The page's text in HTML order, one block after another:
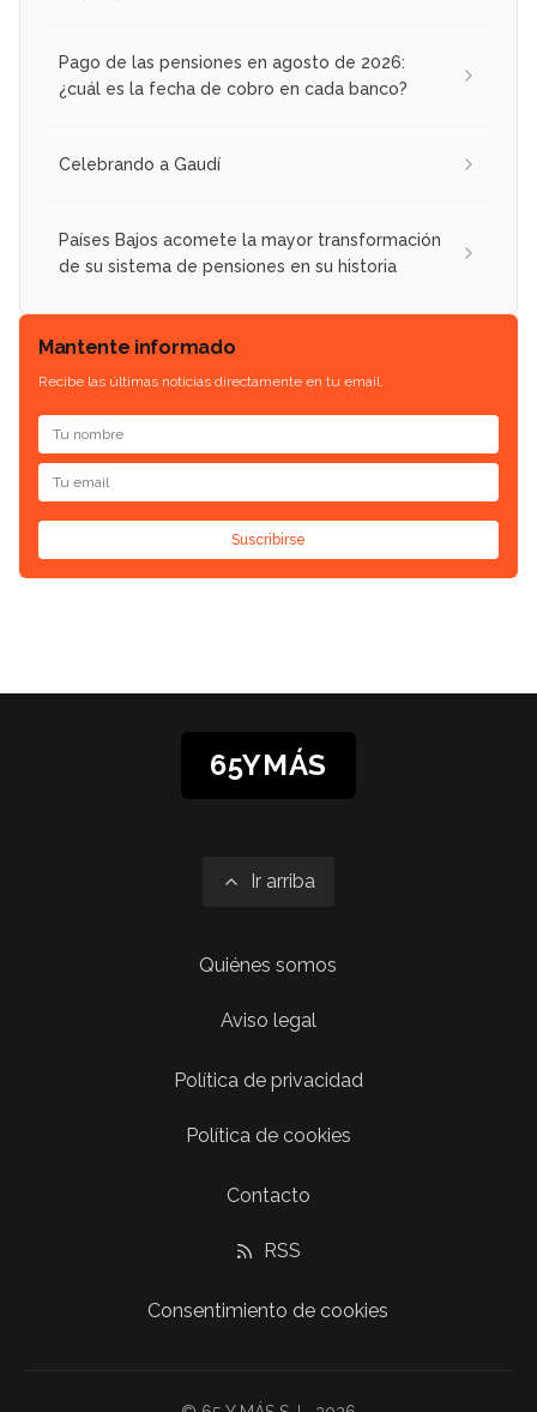
Pago de las pensiones en agosto de 2026:
¿cuál es la fecha de cobro en cada banco?
Celebrando a Gaudí
Países Bajos acomete la mayor transformación
de su sistema de pensiones en su historia
Mantente informado
Recibe las últimas noticias directamente en tu email.
Suscribirse
65YMÁS
Ir arriba
Quiénes somos
Aviso legal
Política de privacidad
Política de cookies
Contacto
RSS
Consentimiento de cookies